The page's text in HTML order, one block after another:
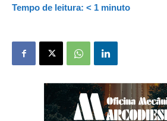
Tempo de leitura: < 1 minuto